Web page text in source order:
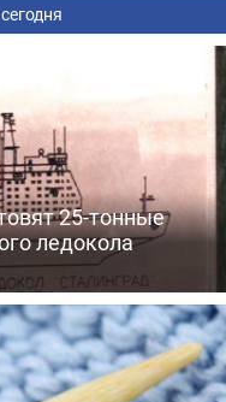
25-тонные
ледокола